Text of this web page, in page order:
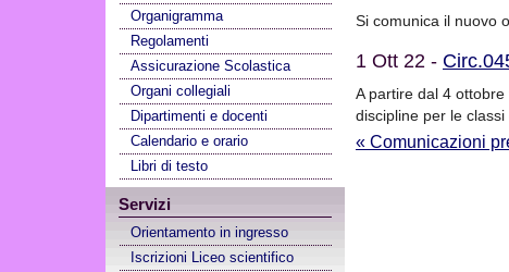
Organigramma
Regolamenti
Assicurazione Scolastica
Organi collegiali
Dipartimenti e docenti
Calendario e orario
Libri di testo
Servizi
Orientamento in ingresso
Iscrizioni Liceo scientifico
Si comunica il nuovo
1 Ott 22 -
A partire dal 4
discipline per le
« Comunicazioni